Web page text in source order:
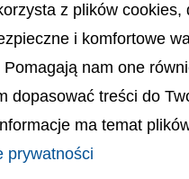
Osobowych
z plików cookies,
i komfortowe
nam one
dopasować treści do
ma temat
prywatności